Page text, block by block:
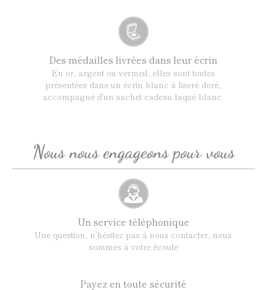
Des médailles livrées dans leur écrin
En or, argent ou vermeil, elles sont toutes
présentées dans un écrin blanc à liseré doré,
accompagné d’un sachet cadeau laqué blanc.
Nous nous engageons pour vous
Un service téléphonique
Une question, n'hésitez pas à nous contacter, nous
sommes à votre écoute
Payez en toute sécurité